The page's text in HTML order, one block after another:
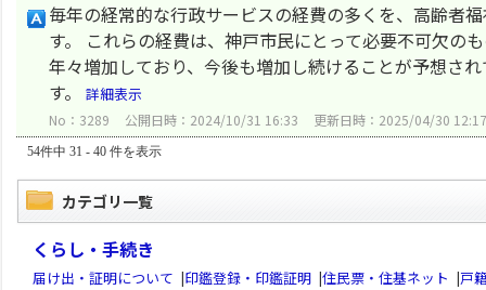
毎年の経常的な行政サービスの経費の多くを、高齢者
す。 これらの経費は、神戸市民にとって必要不可欠の
年々増加しており、今後も増加し続けることが予想さ
す。
詳細表示
No：3289 公開日時：2024/10/31 16:33 更新日時：2025/04/30 12:17
54件中 31 - 40 件を表示
カテゴリ一覧
くらし・手続き
届け出・証明について |印鑑登録・印鑑証明 |住民票・住基ネット |戸